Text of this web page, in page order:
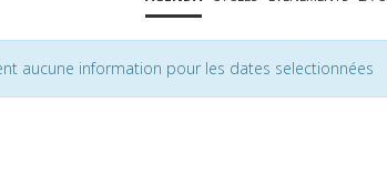
aucune information pour les dates selectionnées